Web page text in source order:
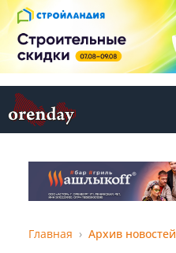
Главная Архив новостей